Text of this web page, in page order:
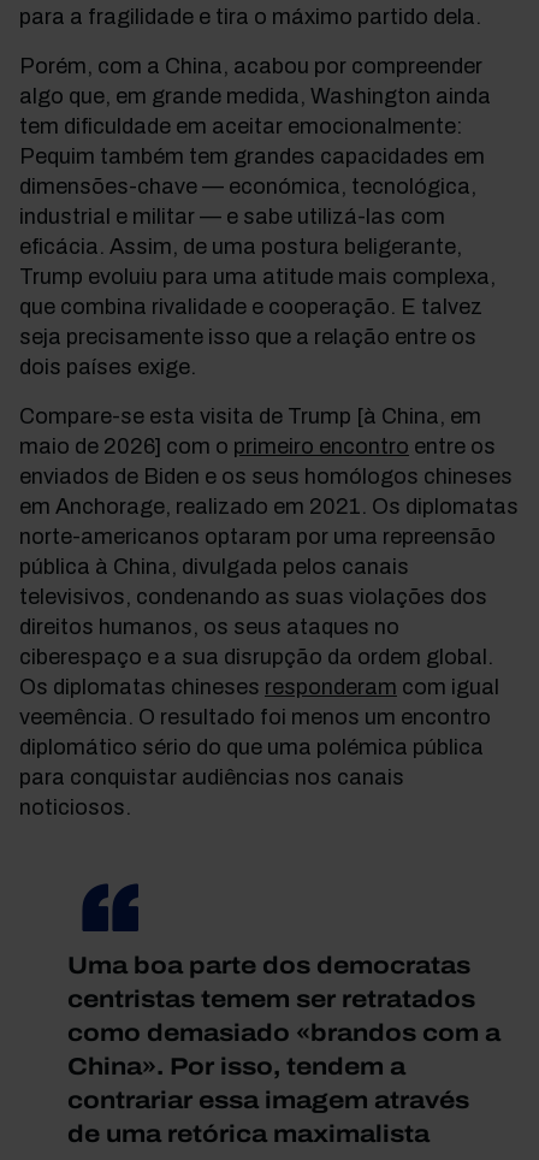
para a fragilidade e tira o máximo partido dela.
Porém, com a China, acabou por compreender
algo que, em grande medida, Washington ainda
tem dificuldade em aceitar emocionalmente:
Pequim também tem grandes capacidades em
dimensões-chave — económica, tecnológica,
industrial e militar — e sabe utilizá-las com
eficácia. Assim, de uma postura beligerante,
Trump evoluiu para uma atitude mais complexa,
que combina rivalidade e cooperação. E talvez
seja precisamente isso que a relação entre os
dois países exige.
Compare-se esta visita de Trump [à China, em
maio de 2026] com o primeiro encontro entre os
enviados de Biden e os seus homólogos chineses
em Anchorage, realizado em 2021. Os diplomatas
norte-americanos optaram por uma repreensão
pública à China, divulgada pelos canais
televisivos, condenando as suas violações dos
direitos humanos, os seus ataques no
ciberespaço e a sua disrupção da ordem global.
Os diplomatas chineses responderam com igual
veemência. O resultado foi menos um encontro
diplomático sério do que uma polémica pública
para conquistar audiências nos canais
noticiosos.
Uma boa parte dos democratas
centristas temem ser retratados
como demasiado «brandos com a
China». Por isso, tendem a
contrariar essa imagem através
de uma retórica maximalista